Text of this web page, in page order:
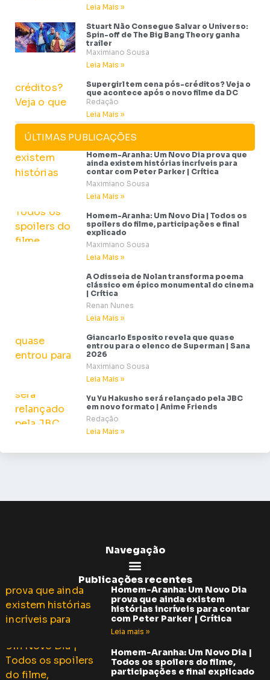
Leia Mais »
Stuart Não Consegue Salvar o Universo:
Spin-off de The Big Bang Theory ganha
trailer
Maximiano Sousa
Leia Mais »
Supergirl tem cena pós-créditos? Veja o
que acontece após o novo filme da DC
Redação
Leia Mais »
ÚLTIMAS PUBLICAÇÕES
Homem-Aranha: Um Novo Dia prova que
ainda existem histórias incríveis para
contar com Peter Parker | Crítica
Maximiano Sousa
Leia Mais »
Homem-Aranha: Um Novo Dia | Todos os
spoilers do filme, participações e final
explicado
Maximiano Sousa
Leia Mais »
A Odisseia de Nolan transforma poema
clássico em épico monumental do cinema
| Crítica
Renan Nunes
Leia Mais »
Giancarlo Esposito revela que quase
entrou para o elenco de Superman | Sana
2026
Maximiano Sousa
Leia Mais »
Yu Yu Hakusho será relançado pela JBC
em novo formato | Anime Friends
Redação
Leia Mais »
Navegação
Publicações recentes
Homem-Aranha: Um Novo Dia
prova que ainda existem
histórias incríveis para contar
com Peter Parker | Crítica
Leia mais »
Homem-Aranha: Um Novo Dia |
Todos os spoilers do filme,
participações e final explicado